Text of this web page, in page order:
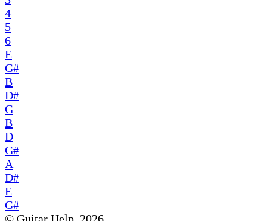
4
5
6
E
G#
B
D#
G
B
D
G#
A
D#
E
G#